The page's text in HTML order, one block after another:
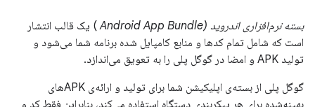
بسته نرم‌افزاری اندروید (Android App Bundle
) یک قالب انتشار
است که شامل تمام کدها و منابع کامپایل شده برنامه شما می‌شود و
تولید APK و امضا در گوگل پلی را به تعویق می‌اندازد.
گوگل پلی از بسته‌ی اپلیکیشن شما برای تولید و ارائه‌ی APKهای
بهینه‌شده برای هر پیکربندی دستگاه استفاده می‌کند، بنابراین فقط کد و